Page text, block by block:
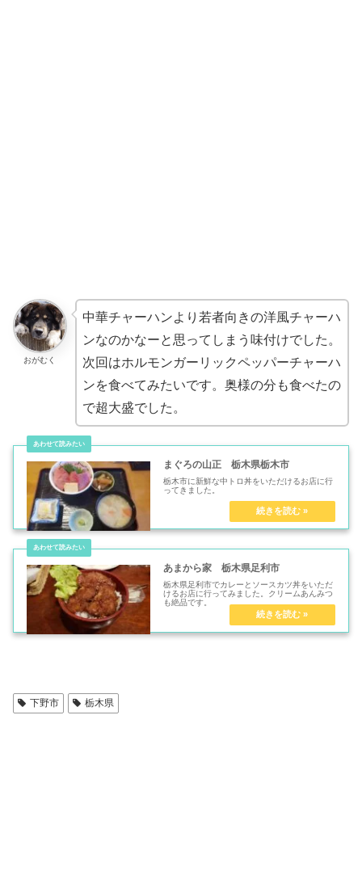
おがむく
中華チャーハンより若者向きの洋風チャーハ
ンなのかなーと思ってしまう味付けでした。
次回はホルモンガーリックペッパーチャーハ
ンを食べてみたいです。奥様の分も食べたの
で超大盛でした。
まぐろの山正 栃木県栃木市
栃木市に新鮮な中トロ丼をいただけるお店に行
ってきました。
あまから家 栃木県足利市
栃木県足利市でカレーとソースカツ丼をいただ
けるお店に行ってみました。クリームあんみつ
も絶品です。
下野市 栃木県